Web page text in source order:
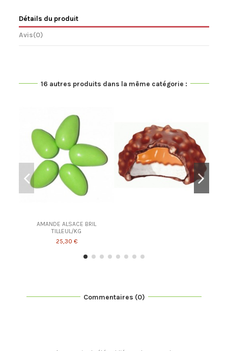
Détails du produit
Avis(0)
16 autres produits dans la même catégorie :
AMANDE ALSACE BRIL
TILLEUL/KG
25,30 €
Commentaires (0)